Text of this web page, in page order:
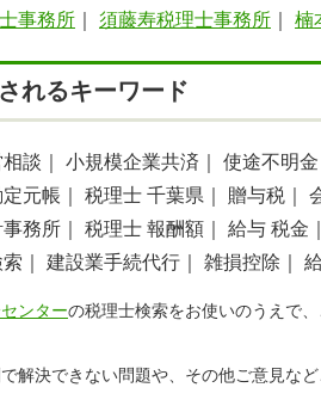
事務所
須藤寿税理士事務所 楠
れるキーワード
談｜ 小規模企業共済｜ 使途不明金
元帳｜ 税理士 千葉県｜ 贈与税｜
務所｜
税理士 報酬額｜ 給与 税金｜
｜
建設業手続代行｜ 雑損控除｜
ンターの税理士検索をお使いのうえで
解決できない問題や、その他ご意見な